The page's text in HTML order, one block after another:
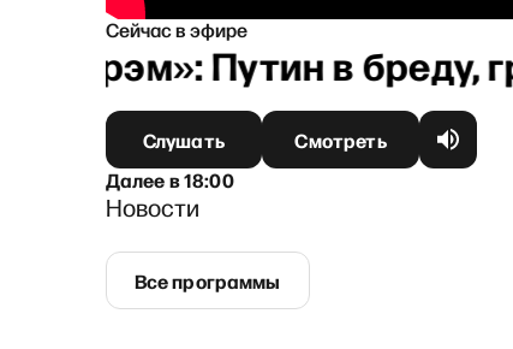
Сейчас в эфире
Грэм»: Путин в бреду,
Слушать
Смотреть
Далеев18:00
Новости
Все программы